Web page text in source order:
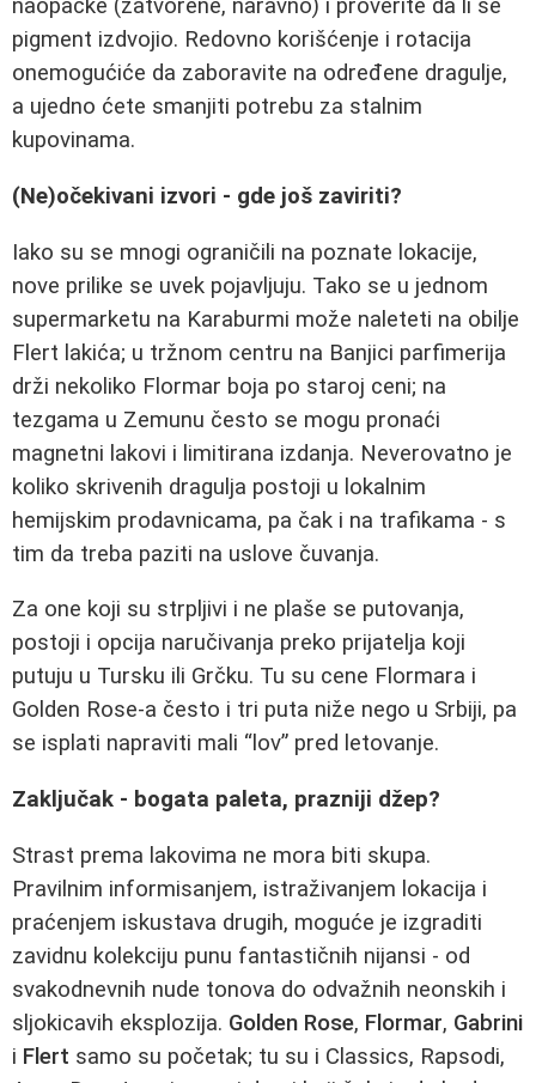
naopačke (zatvorene, naravno) i proverite da li se
pigment izdvojio. Redovno korišćenje i rotacija
onemogućiće da zaboravite na određene dragulje,
a ujedno ćete smanjiti potrebu za stalnim
kupovinama.
(Ne)očekivani izvori - gde još zaviriti?
Iako su se mnogi ograničili na poznate lokacije,
nove prilike se uvek pojavljuju. Tako se u jednom
supermarketu na Karaburmi može naleteti na obilje
Flert lakića; u tržnom centru na Banjici parfimerija
drži nekoliko Flormar boja po staroj ceni; na
tezgama u Zemunu često se mogu pronaći
magnetni lakovi i limitirana izdanja. Neverovatno je
koliko skrivenih dragulja postoji u lokalnim
hemijskim prodavnicama, pa čak i na trafikama - s
tim da treba paziti na uslove čuvanja.
Za one koji su strpljivi i ne plaše se putovanja,
postoji i opcija naručivanja preko prijatelja koji
putuju u Tursku ili Grčku. Tu su cene Flormara i
Golden Rose-a često i tri puta niže nego u Srbiji, pa
se isplati napraviti mali “lov” pred letovanje.
Zaključak - bogata paleta, prazniji džep?
Strast prema lakovima ne mora biti skupa.
Pravilnim informisanjem, istraživanjem lokacija i
praćenjem iskustava drugih, moguće je izgraditi
zavidnu kolekciju punu fantastičnih nijansi - od
svakodnevnih nude tonova do odvažnih neonskih i
sljokicavih eksplozija. Golden Rose, Flormar, Gabrini
i Flert samo su početak; tu su i Classics, Rapsodi,